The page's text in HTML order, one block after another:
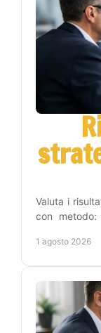
Valuta i
con
1 agosto 2026